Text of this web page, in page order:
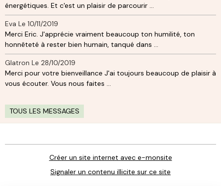
énergétiques. Et c'est un plaisir de parcourir ...
Eva Le 10/11/2019
Merci Eric. J'apprécie vraiment beaucoup ton humilité, ton
honnêteté à rester bien humain, tanqué dans ...
Glatron Le 28/10/2019
Merci pour votre bienveillance J'ai toujours beaucoup de plaisir à
vous écouter. Vous nous faites ...
TOUS LES MESSAGES
Créer un site internet avec e-monsite
Signaler un contenu illicite sur ce site